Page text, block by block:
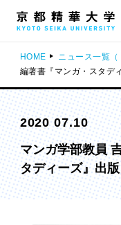
HOME ニュース一覧（
編著書『マンガ・スタデ
2020 07.10
マンガ学部教員
タディーズ』出版